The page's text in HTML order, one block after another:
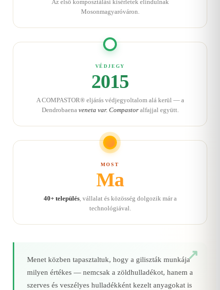
Az első komposztálási kísérletek elindulnak
Mosonmagyaróváron.
VÉDJEGY
2015
A COMPASTOR® eljárás védjegyoltalom alá kerül — a
Dendrobaena veneta var. Compastoralfajjal együtt.
MOST
Ma
40+ település, vállalat és közösség dolgozik már a
technológiával.
Menet közben tapasztaltuk, hogy a giliszták munkája
milyen értékes — nemcsak a zöldhulladékot, hanem a
szerves és veszélyes hulladékként kezelt anyagokat is